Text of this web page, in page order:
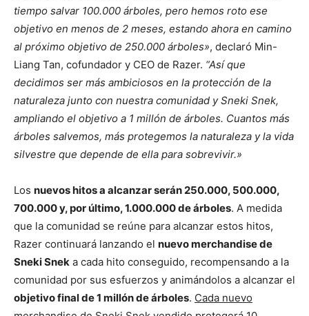
tiempo salvar 100.000 árboles, pero hemos roto ese
objetivo en menos de 2 meses, estando ahora en camino
al próximo objetivo de 250.000 árboles», declaró Min-
Liang Tan, cofundador y CEO de Razer. “Así que
decidimos ser más ambiciosos en la protección de la
naturaleza junto con nuestra comunidad y Sneki Snek,
ampliando el objetivo a 1 millón de árboles. Cuantos más
árboles salvemos, más protegemos la naturaleza y la vida
silvestre que depende de ella para sobrevivir.»
Los nuevos hitos a alcanzar serán 250.000, 500.000,
700.000 y, por último, 1.000.000 de árboles. A medida
que la comunidad se reúne para alcanzar estos hitos,
Razer continuará lanzando el nuevo merchandise de
Sneki Snek a cada hito conseguido, recompensando a la
comunidad por sus esfuerzos y animándolos a alcanzar el
objetivo final de 1 millón de árboles. Cada nuevo